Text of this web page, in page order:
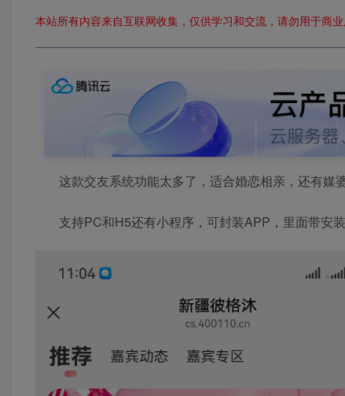
本站所有内容来自互联网收集，仅供学习和交流，请勿用于商
这款交友系统功能太多了，适合婚恋相亲，还有媒
支持PC和H5还有小程序，可封装APP，里面带安